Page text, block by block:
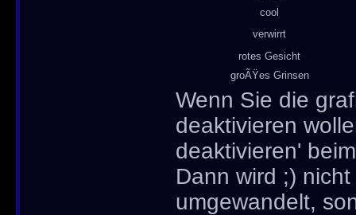
cool
verwirrt
rotes Gesicht
groÃŸes Grinsen
Wenn Sie die
deaktivieren
deaktivieren'
Dann wird ;)
umgewandelt,